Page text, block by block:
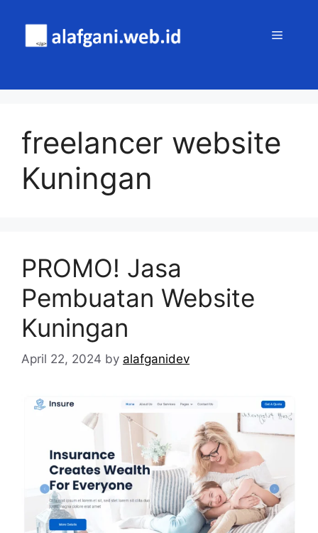
content
MENU
freelancer website
Kuningan
PROMO! Jasa
Pembuatan Website
Kuningan
April 22, 2024 by alafganidev